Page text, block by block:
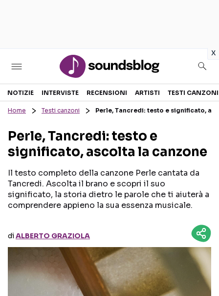
x
Sezioni
RECENSIONI MUSICALI
INTERVISTE
GOSSIP E CURIOSITÀ
TESTI CANZONI
TOUR ED EVENTI
TALENT SHOW
Seguici sui social
NOTIZIE INTERVISTE RECENSIONI ARTISTI TESTI CANZONI
Home Testi canzoni Perle, Tancredi: testo e significato,
Perle, Tancredi: testo e
significato, ascolta la canzone
Il testo completo della canzone Perle cantata da
Tancredi. Ascolta il brano e scopri il suo
significato, la storia dietro le parole che ti aiuterà a
comprendere appieno la sua essenza musicale.
diALBERTO GRAZIOLA